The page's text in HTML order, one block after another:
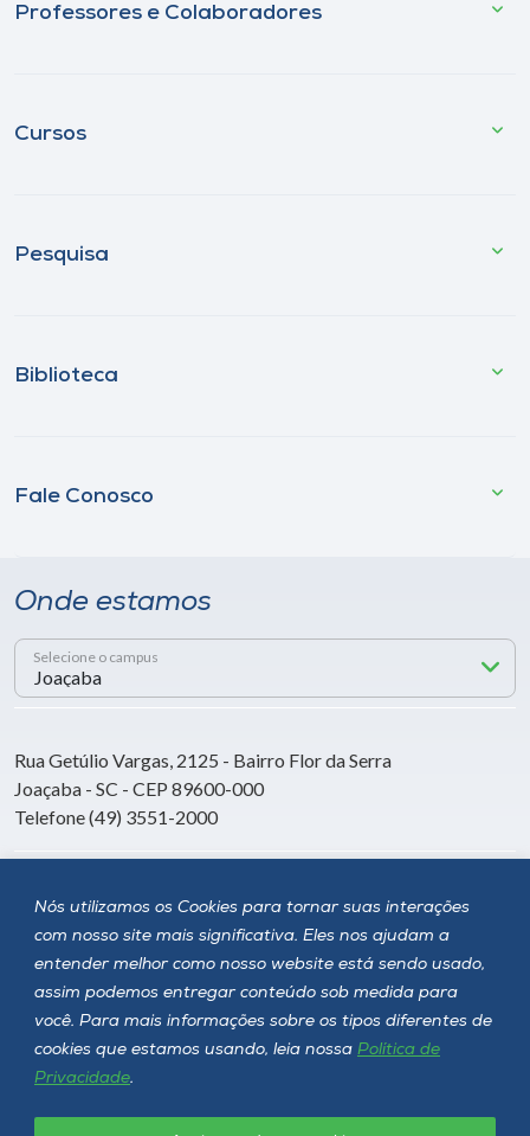
Nós utilizamos os Cookies para tornar suas interações
com nosso site mais significativa. Eles nos ajudam a
entender melhor como nosso website está sendo usado,
assim podemos entregar conteúdo sob medida para
você. Para mais informações sobre os tipos diferentes de
cookies que estamos usando, leia nossa Política de
Privacidade.
Professores e Colaboradores
Cursos
Pesquisa
Biblioteca
Fale Conosco
Onde estamos
Selecione o campus
Rua Getúlio Vargas, 2125 - Bairro Flor da Serra
Joaçaba - SC - CEP 89600-000
Telefone (49) 3551-2000
Siga a Unoesc